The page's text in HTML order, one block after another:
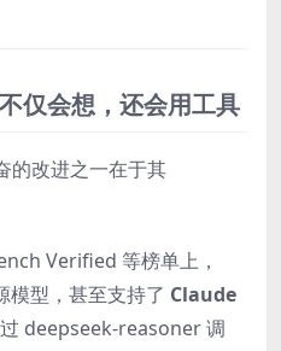
仅会想，还会用工具
的改进之一在于其
Verified 等榜单上，
模型，甚至支持了 Claude
deepseek-reasoner 调